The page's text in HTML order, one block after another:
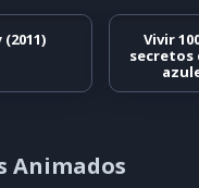
Vivir
secretos
Animados